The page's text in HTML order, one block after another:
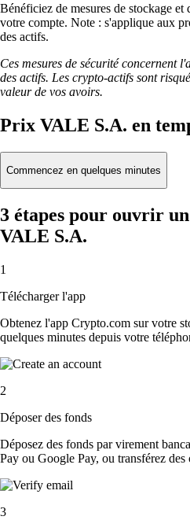
Bénéficiez de mesures de stockage
votre compte. Note : s'applique aux
des actifs.
Ces mesures de sécurité concernent
des actifs. Les crypto-actifs sont
valeur de vos avoirs.
Prix VALE S.A. en
Commencez en quelques minutes
3 étapes pour ouvrir
VALE S.A.
1
Télécharger l'app
Obtenez l'app Crypto.com sur votre
quelques minutes depuis votre
2
Déposer des fonds
Déposez des fonds par virement
Pay ou Google Pay, ou transférez
3